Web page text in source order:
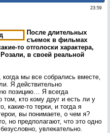
23:59
После длительных
съемок в фильмах
то отголоски характера,
в своей реальной
мы все собрались вместе,
Я действительно
позицию… Я всегда
кто кому друг и есть ли у
какие-то терки, и тогда я
вы понимаете, о чем я?
но предполагают, что это одно
увлекательно.